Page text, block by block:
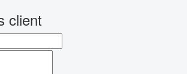
client